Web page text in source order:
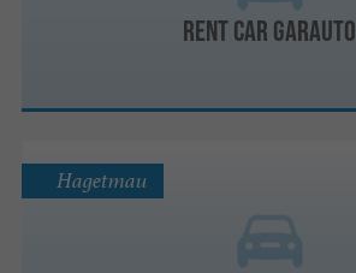
Rent Car Garauto
Hagetmau